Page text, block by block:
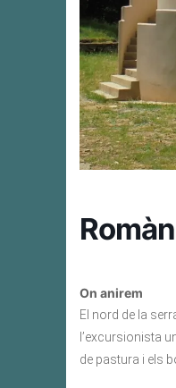
On anirem
El nord de la
l’excursionista
de pastura i els